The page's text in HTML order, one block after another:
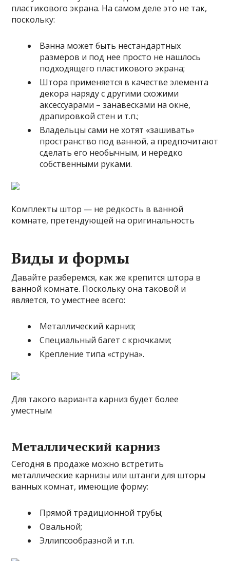
пластикового экрана. На самом деле это не так,
поскольку:
Ванна может быть нестандартных
размеров и под нее просто не нашлось
подходящего пластикового экрана;
Штора применяется в качестве элемента
декора наряду с другими схожими
аксессуарами – занавесками на окне,
драпировкой стен и т.п.;
Владельцы сами не хотят «зашивать»
пространство под ванной, а предпочитают
сделать его необычным, и нередко
собственными руками.
Комплекты штор — не редкость в ванной
комнате, претендующей на оригинальность
Виды и формы
Давайте разберемся, как же крепится штора в
ванной комнате. Поскольку она таковой и
является, то уместнее всего:
Металлический карниз;
Специальный багет с крючками;
Крепление типа «струна».
Для такого варианта карниз будет более
уместным
Металлический карниз
Сегодня в продаже можно встретить
металлические карнизы или штанги для шторы
ванных комнат, имеющие форму:
Прямой традиционной трубы;
Овальной;
Эллипсообразной и т.п.